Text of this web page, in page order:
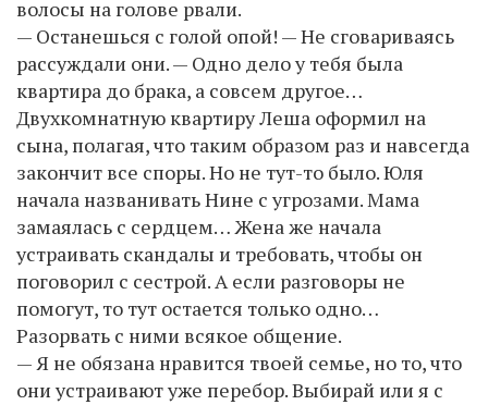
волосы на голове рвали.
— Останешься с голой опой! — Не сговариваясь
рассуждали они. — Одно дело у тебя была
квартира до брака, а совсем другое…
Двухкомнатную квартиру Леша оформил на
сына, полагая, что таким образом раз и навсегда
закончит все споры. Но не тут-то было. Юля
начала названивать Нине с угрозами. Мама
замаялась с сердцем… Жена же начала
устраивать скандалы и требовать, чтобы он
поговорил с сестрой. А если разговоры не
помогут, то тут остается только одно…
Разорвать с ними всякое общение.
— Я не обязана нравится твоей семье, но то, что
они устраивают уже перебор. Выбирай или я с